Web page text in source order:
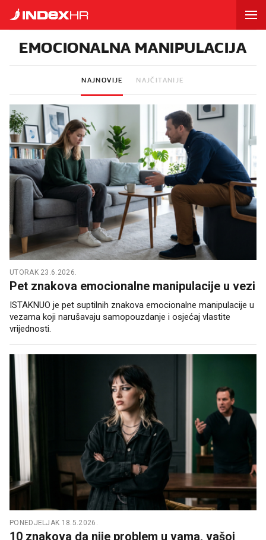
EMOCIONALNA MANIPULACIJA
NAJNOVIJE NAJČITANIJE
UTORAK 23.6.2026.
Pet znakova emocionalne manipulacije u vezi
ISTAKNUO je pet suptilnih znakova emocionalne manipulacije u
vezama koji narušavaju samopouzdanje i osjećaj vlastite
vrijednosti.
PONEDJELJAK 18.5.2026.
10 znakova da nije problem u vama, vašoj